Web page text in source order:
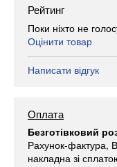
Рейтинг
Поки ніхто не
Оцінити товар
Написати відгук
Оплата
Безготівковий
Рахунок-фактура,
накладна зі